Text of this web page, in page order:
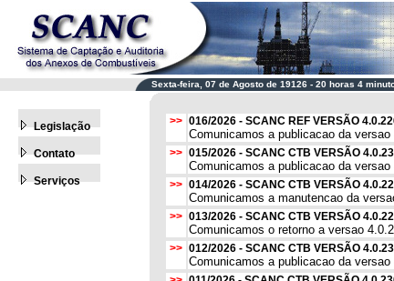
Sexta-feira, 07 de Agosto de 19126 - 20 horas 4
Legislação
Contato
Serviços
>> 016/2026 - SCANC REF VERSÃO
Comunicamos a publicacao da
>> 015/2026 - SCANC CTB VERSÃO
Comunicamos a publicacao da
>> 014/2026 - SCANC CTB VERSÃO
Comunicamos a manutencao da
>> 013/2026 - SCANC CTB VERSÃO
Comunicamos o retorno a versao
>> 012/2026 - SCANC CTB VERSÃO
Comunicamos a publicacao da